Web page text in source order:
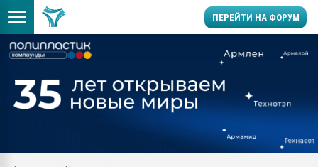
ПЕРЕЙТИ НА ФОРУМ
Вакуум-формовочные
28.07.2026